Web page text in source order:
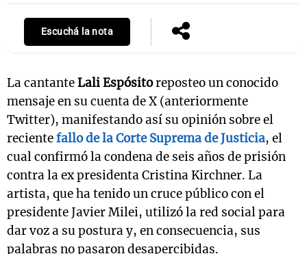
Escuchá la nota
La cantanteLali Espósitoreposteo un conocido
mensaje en su cuenta de X (anteriormente
Twitter), manifestando así su opinión sobre el
recientefallo de la Corte Suprema de Justicia, el
cual confirmó la condena de seis años de prisión
contra la ex presidenta Cristina Kirchner. La
artista, que ha tenido un cruce público con el
presidente Javier Milei, utilizó la red social para
dar voz a su postura y, en consecuencia, sus
palabras no pasaron desapercibidas.
Notas